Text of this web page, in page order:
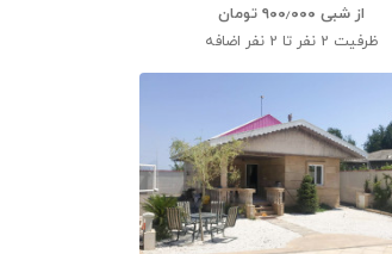
از شبی ۹۰۰٫۰۰۰ تومان
ظرفیت 2 نفر تا 2 نفر اضافه